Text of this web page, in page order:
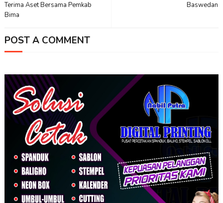
Baswedan
Terima Aset Bersama Pemkab
Bima
POST A COMMENT